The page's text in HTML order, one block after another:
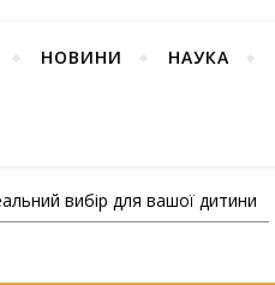
НОВИНИ НАУКА
вибір для вашої дитини